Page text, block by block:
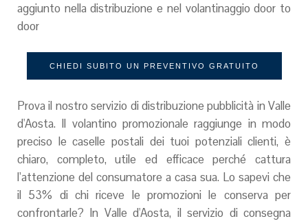
aggiunto nella distribuzione e nel volantinaggio door to
door
CHIEDI SUBITO UN PREVENTIVO GRATUITO
Prova il nostro servizio di distribuzione pubblicità in Valle
d'Aosta. Il volantino promozionale raggiunge in modo
preciso le caselle postali dei tuoi potenziali clienti, è
chiaro, completo, utile ed efficace perché cattura
l’attenzione del consumatore a casa sua. Lo sapevi che
il 53% di chi riceve le promozioni le conserva per
confrontarle? In Valle d'Aosta, il servizio di consegna